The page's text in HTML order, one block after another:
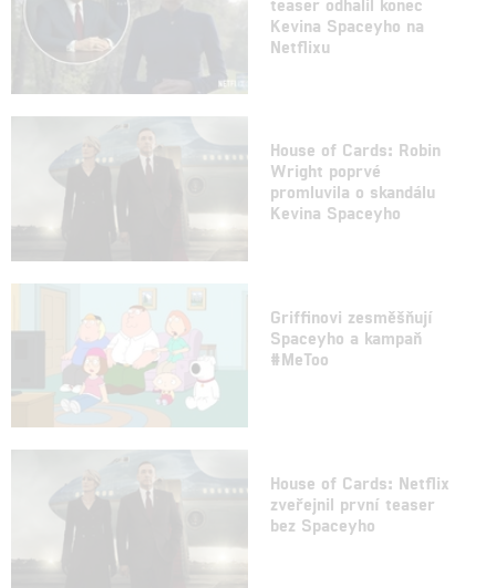
Kevina Spaceyho na
Netflixu
House of Cards: Robin
Wright poprvé
promluvila o skandálu
Kevina Spaceyho
Griffinovi zesměšňují
Spaceyho a kampaň
#MeToo
House of Cards: Netflix
zveřejnil první teaser
bez Spaceyho